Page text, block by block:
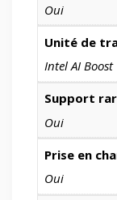
Oui
Unité de
Intel AI Boost
Support
Oui
Prise en
Oui